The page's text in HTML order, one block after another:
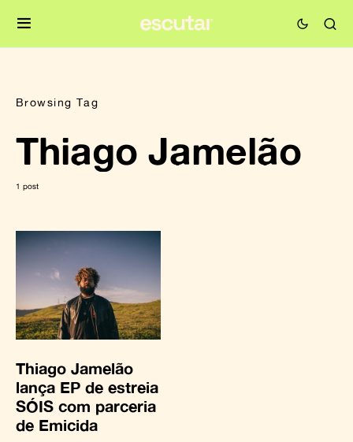
Browsing Tag
Thiago Jamelão
1 post
Thiago Jamelão
lança EP de estreia
SÓIS com parceria
de Emicida